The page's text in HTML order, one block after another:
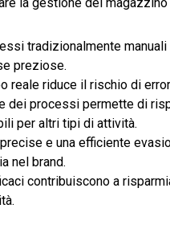
tradizionalmente
preziose.
reale riduce il rischio di
dei processi permette di
per altri tipi di attività.
e una efficiente
nel brand.
contribuiscono a